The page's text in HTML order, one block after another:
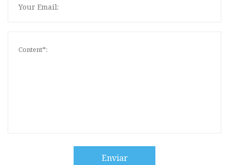
Enviar